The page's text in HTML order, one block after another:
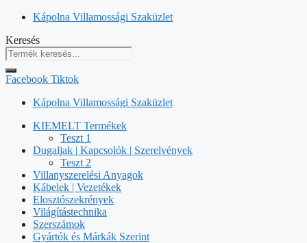
Kilépés
tartalomba
Kápolna Villamossági Szaküzlet
Keresés
Facebook Tiktok
Kápolna Villamossági Szaküzlet
KIEMELT Termékek
Teszt 1
Dugaljak | Kapcsolók | Szerelvények
Teszt 2
Villanyszerelési Anyagok
Kábelek | Vezetékek
Elosztószekrények
Világítástechnika
Szerszámok
Gyártók és Márkák Szerint